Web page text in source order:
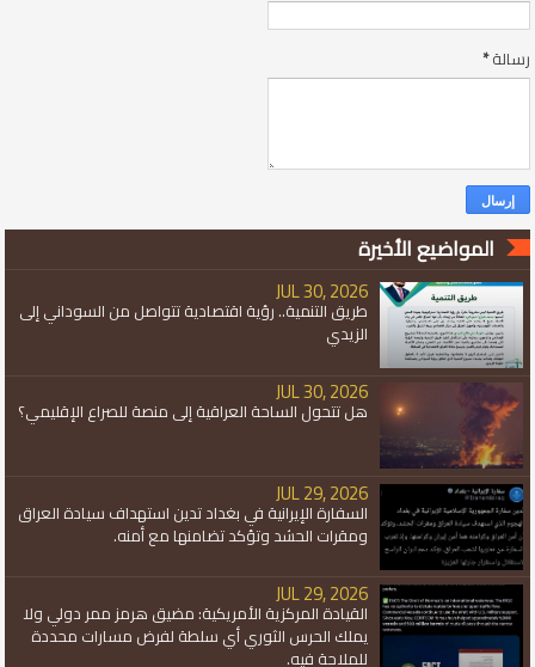
رسالة*
المواضيع الأخيرة
JUL 30, 2026
طريق التنمية.. رؤية اقتصادية تتواصل من السوداني إلى
الزيدي
JUL 30, 2026
هل تتحول الساحة العراقية إلى منصة للصراع الإقليمي؟
JUL 29, 2026
السفارة الإيرانية في بغداد تدين استهداف سيادة العراق
ومقرات الحشد وتؤكد تضامنها مع أمنه.
JUL 29, 2026
القيادة المركزية الأمريكية: مضيق هرمز ممر دولي ولا
يملك الحرس الثوري أي سلطة لفرض مسارات محددة
للملاحة فيه.